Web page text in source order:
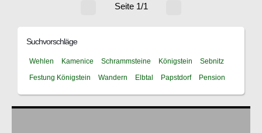
Seite 1/1
Suchvorschläge
Wehlen Kamenice Schrammsteine Königstein
Sebnitz
Festung Königstein
Wandern Elbtal Papstdorf Pension